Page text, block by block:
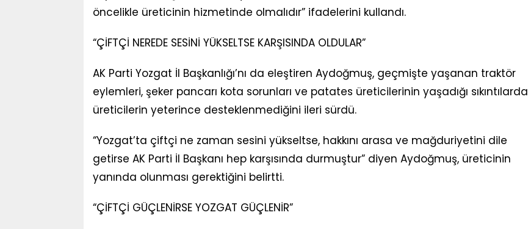
öncelikle üreticinin hizmetinde olmalıdır” ifadelerini kullandı.
“ÇİFTÇİ NEREDE SESİNİ YÜKSELTSE KARŞISINDA OLDULAR”
AK Parti Yozgat İl Başkanlığı’nı da eleştiren Aydoğmuş, geçmişte yaşanan traktör
eylemleri, şeker pancarı kota sorunları ve patates üreticilerinin yaşadığı sıkıntılarda
üreticilerin yeterince desteklenmediğini ileri sürdü.
“Yozgat’ta çiftçi ne zaman sesini yükseltse, hakkını arasa ve mağduriyetini dile
getirse AK Parti İl Başkanı hep karşısında durmuştur” diyen Aydoğmuş, üreticinin
yanında olunması gerektiğini belirtti.
“ÇİFTÇİ GÜÇLENİRSE YOZGAT GÜÇLENİR”